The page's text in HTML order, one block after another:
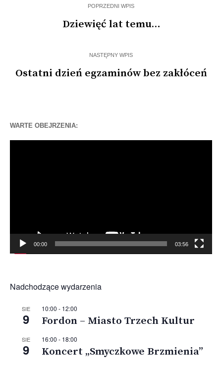
POPRZEDNI WPIS
Dziewięć lat temu…
NASTĘPNY WPIS
Ostatni dzień egzaminów bez zakłóceń
WARTE OBEJRZENIA:
00:00 03:56
Nadchodzące wydarzenia
SIE
9
10:00 - 12:00
Fordon – Miasto Trzech Kultur
SIE
9
16:00 - 18:00
Koncert „Smyczkowe Brzmienia”